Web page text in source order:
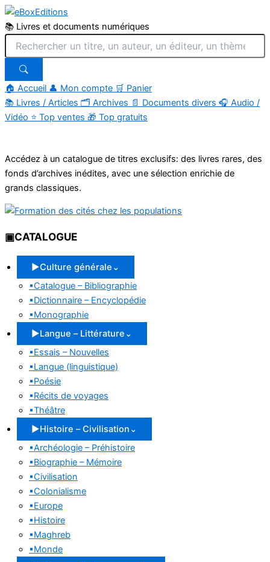
📚 Livres et documents numériques
🏠 Accueil 👤 Mon compte 🛒 Panier
📚 Livres / Articles 🗂 Archives 📄 Documents divers 🎧 Audio /
Vidéo ⭐ Top ventes 🎁 Top gratuits
contenu
Accédez à un catalogue de titres exclusifs: des livres rares, des
fonds d’archives inédites, avec une sélection enrichie de
grands classiques.
▣CATALOGUE
▶Culture générale ⌄
▪Catalogue – Bibliographie
▪Dictionnaire – Encyclopédie
▪Monographie
▶Langue – Littérature ⌄
▪Essais – Nouvelles
▪Langue (linguistique)
▪Poésie
▪Récits de voyages
▪Théâtre
▶Histoire – Civilisation ⌄
▪Archéologie – Préhistoire
▪Biographie – Mémoire
▪Civilisation
▪Colonialisme
▪Europe
▪Histoire
▪Maghreb
▪Monde